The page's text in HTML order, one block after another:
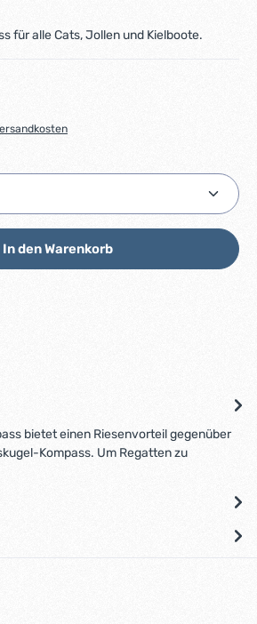
für alle Cats, Jollen und Kielboote.
den gewünschten Wert ein
In den Warenkorb
bietet einen Riesenvorteil gegenüber
Kompass. Um Regatten zu